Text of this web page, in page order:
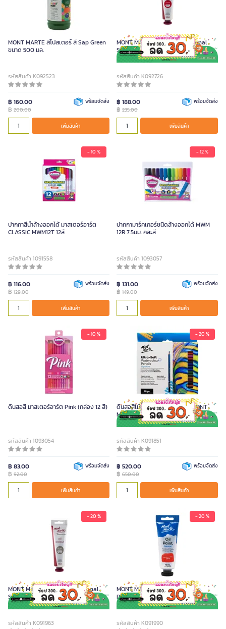
MONT MARTE สีโปสเตอร์ สี Sap Green
ขนาด 500 มล.
รหัสสินค้า K092523
฿ 160.00
฿ 200.00
พร้อมจัดส่ง
เพิ่มสินค้า
MONT MARTE สีน้ำมัน Professional
Series สี Carmine ขนาด 100 มล.
รหัสสินค้า K092726
฿ 188.00
฿ 235.00
พร้อมจัดส่ง
เพิ่มสินค้า
- 10 %
ปากกาสีน้ำล้างออกได้ มาสเตอร์อาร์ต
CLASSIC MWM12T 12สี
รหัสสินค้า 1091558
฿ 116.00
฿ 129.00
พร้อมจัดส่ง
เพิ่มสินค้า
- 12 %
ปากกามาร์คเกอร์ชนิดล้างออกได้ MWM
12R 7.5มม. คละสี
รหัสสินค้า 1093057
฿ 131.00
฿ 149.00
พร้อมจัดส่ง
เพิ่มสินค้า
- 10 %
ดินสอสี มาสเตอร์อาร์ต Pink (กล่อง 12 สี)
รหัสสินค้า 1093054
฿ 83.00
฿ 92.00
พร้อมจัดส่ง
เพิ่มสินค้า
- 20 %
ดินสอสีไม้ระบายน้ำ Ultra-Soft MONT
MARTE 18 ด้าม
รหัสสินค้า K091851
฿ 520.00
฿ 650.00
พร้อมจัดส่ง
เพิ่มสินค้า
- 20 %
MONT MARTE สีน้ำมัน Professional
Series สี Neutral Grey ขนาด 100 มล.
รหัสสินค้า K091963
- 20 %
MONT MARTE สีน้ำมัน สีแดง
Permanent Red ขนาด 75 มล.
รหัสสินค้า K091990